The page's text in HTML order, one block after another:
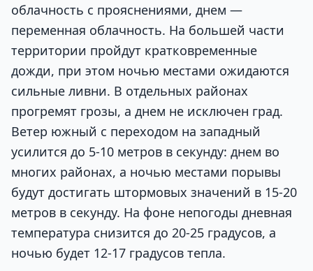
облачность с прояснениями, днем —
переменная облачность. На большей части
территории пройдут кратковременные
дожди, при этом ночью местами ожидаются
сильные ливни. В отдельных районах
прогремят грозы, а днем не исключен град.
Ветер южный с переходом на западный
усилится до 5-10 метров в секунду: днем во
многих районах, а ночью местами порывы
будут достигать штормовых значений в 15-20
метров в секунду. На фоне непогоды дневная
температура снизится до 20-25 градусов, а
ночью будет 12-17 градусов тепла.